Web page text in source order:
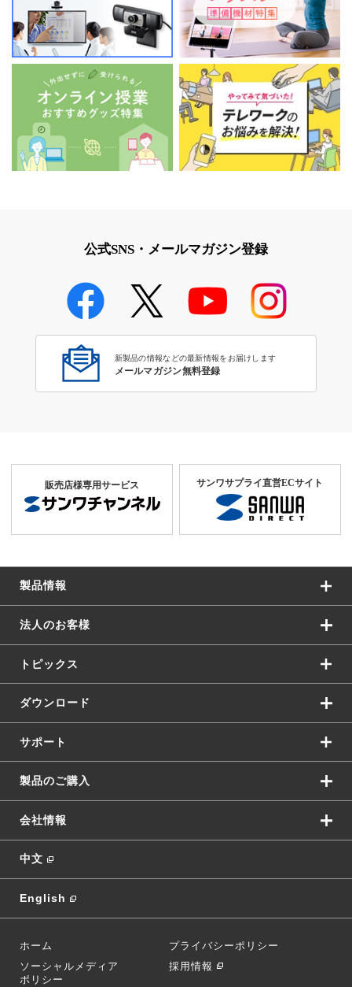
公式SNS・メールマガジン登録
新製品の情報などの最新情報をお届けします
メールマガジン無料登録
販売店様専用サービス サンワサプライ直営ECサイト
製品情報
法人のお客様
トピックス
ダウンロード
サポート
製品のご購入
会社情報
中文
English
ホーム
プライバシーポリシー
ソーシャルメディア
ポリシー
採用情報